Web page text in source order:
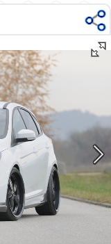
пешком
2044